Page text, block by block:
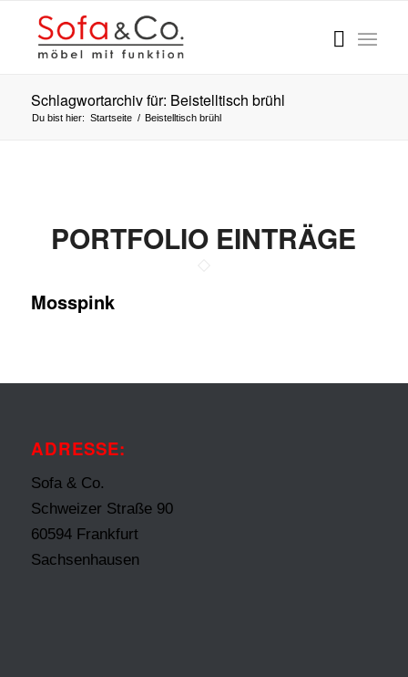
Schlagwortarchiv für: Beistelltisch brühl
Du bist hier: Startseite / Beistelltisch brühl
PORTFOLIO EINTRÄGE
Mosspink
ADRESSE:
Sofa & Co.
Schweizer Straße 90
60594 Frankfurt
Sachsenhausen